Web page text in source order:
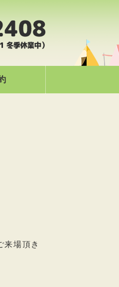
竜湖畔のオート
来場頂き